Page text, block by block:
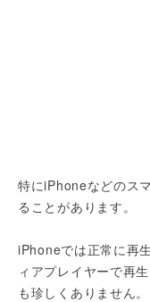
特にiPhoneなどのス
ることがあります。
iPhoneでは正常に再
ィアプレイヤーで再
も珍しくありません。